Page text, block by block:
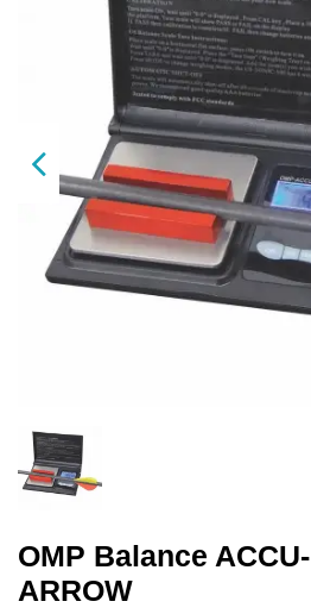
OMP Balance ACCU-
ARROW